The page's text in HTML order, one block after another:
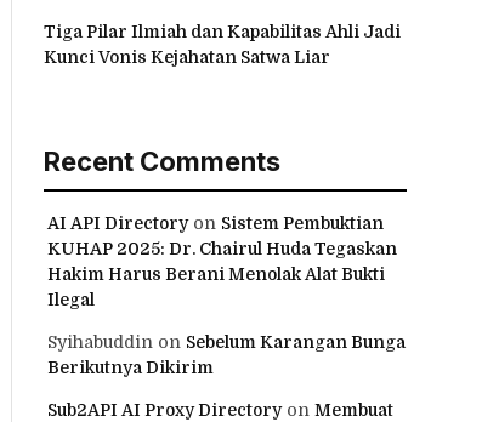
Tiga Pilar Ilmiah dan Kapabilitas Ahli Jadi
Kunci Vonis Kejahatan Satwa Liar
Recent Comments
AI API Directoryon Sistem Pembuktian
KUHAP 2025: Dr. Chairul Huda Tegaskan
Hakim Harus Berani Menolak Alat Bukti
Ilegal
Syihabuddin on Sebelum Karangan Bunga
Berikutnya Dikirim
Sub2API AI Proxy Directoryon Membuat